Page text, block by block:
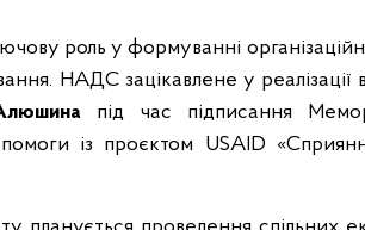
роль у формуванні
НАДС зацікавлене у реалізації
під час підписання
із проєктом USAID